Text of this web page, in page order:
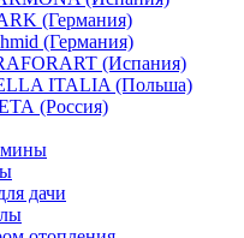
(Германия)
(Германия)
(Испания)
ITALIA (Польша)
(Россия)
дачи